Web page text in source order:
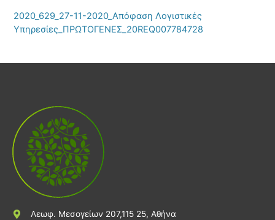
2020_629_27-11-2020_Απόφαση Λογιστικές
Υπηρεσίες_ΠΡΩΤΟΓΕΝΕΣ_20REQ007784728
Λεωφ. Μεσογείων 207,115 25, Αθήνα